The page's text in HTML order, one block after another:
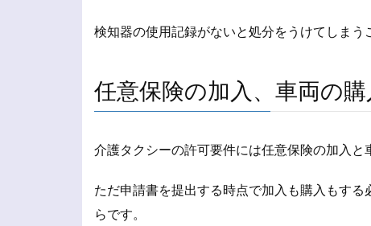
検知器の使用記録がないと処分をうけてしまう
任意保険の加入、車両の購
介護タクシーの許可要件には任意保険の加入と
ただ申請書を提出する時点で加入も購入もす
らです。